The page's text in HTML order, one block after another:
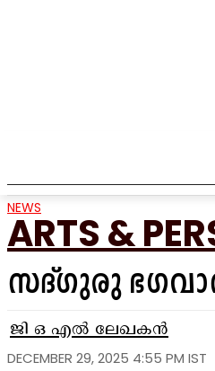
NEWS
ARTS &
സദ്ഗുരു
ജി ഒ എൽ ലേഖകൻ
DECEMBER 29, 2025 4:55 PM IST